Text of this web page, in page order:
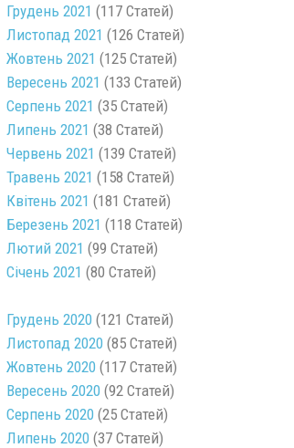
Грудень 2021 (117 Статей)
Листопад 2021 (126 Статей)
Жовтень 2021 (125 Статей)
Вересень 2021 (133 Статей)
Серпень 2021 (35 Статей)
Липень 2021 (38 Статей)
Червень 2021 (139 Статей)
Травень 2021 (158 Статей)
Квітень 2021 (181 Статей)
Березень 2021 (118 Статей)
Лютий 2021 (99 Статей)
Січень 2021 (80 Статей)
Грудень 2020(121 Статей)
Листопад 2020(85 Статей)
Жовтень 2020(117 Статей)
Вересень 2020(92 Статей)
Серпень 2020(25 Статей)
Липень 2020(37 Статей)